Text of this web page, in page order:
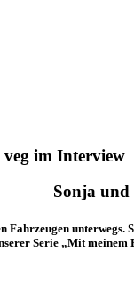
im Interview
Sonja
unterwegs.
Serie „Mit